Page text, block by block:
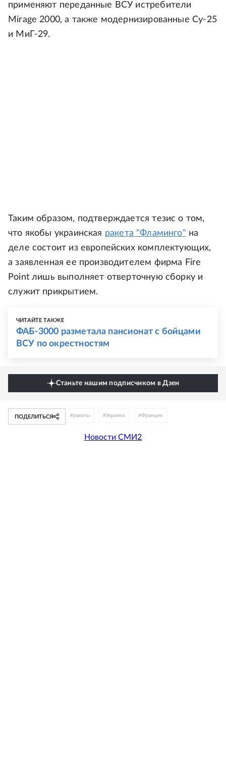
применяют переданные ВСУ истребители
Mirage 2000, а также модернизированные Су-25
и МиГ-29.
Таким образом, подтверждается тезис о том,
что якобы украинская ракета "Фламинго" на
деле состоит из европейских комплектующих,
а заявленная ее производителем фирма Fire
Point лишь выполняет отверточную сборку и
служит прикрытием.
ЧИТАЙТЕ ТАКЖЕ
ФАБ-3000 разметала пансионат с бойцами
ВСУ по окрестностям
Станьте нашим подписчиком в Дзен
ПОДЕЛИТЬСЯ #ракеты #Украина #Франция
Новости СМИ2